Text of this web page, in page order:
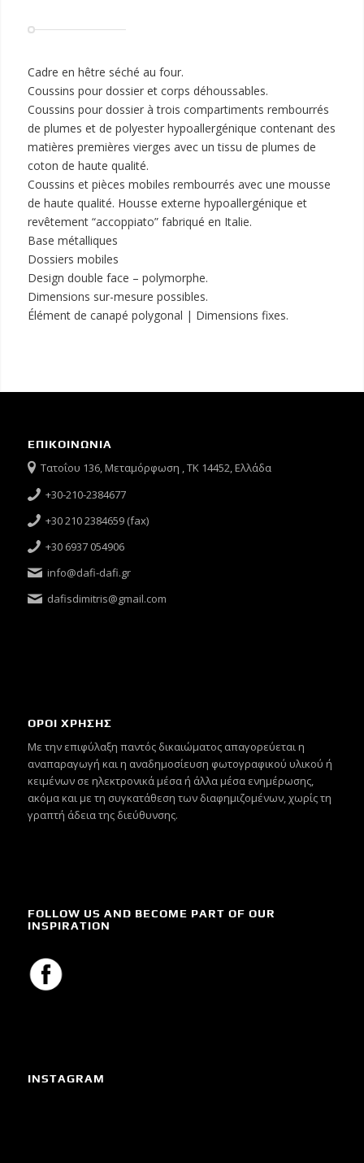
Cadre en hêtre séché au four.
Coussins pour dossier et corps déhoussables.
Coussins pour dossier à trois compartiments rembourrés
de plumes et de polyester hypoallergénique contenant des
matières premières vierges avec un tissu de plumes de
coton de haute qualité.
Coussins et pièces mobiles rembourrés avec une mousse
de haute qualité. Housse externe hypoallergénique et
revêtement “accoppiato” fabriqué en Italie.
Base métalliques
Dossiers mobiles
Design double face – polymorphe.
Dimensions sur-mesure possibles.
Élément de canapé polygonal | Dimensions fixes.
ΕΠΙΚΟΙΝΩΝΙΑ
Τατοΐου 136, Μεταμόρφωση , ΤΚ 14452, Ελλάδα
+30-210-2384677
+30 210 2384659 (fax)
+30 6937 054906
info@dafi-dafi.gr
dafisdimitris@gmail.com
ΟΡΟΙ ΧΡΗΣΗΣ
Mε την επιφύλαξη παντός δικαιώματος απαγορεύεται η
αναπαραγωγή και η αναδημοσίευση φωτογραφικού υλικού ή
κειμένων σε ηλεκτρονικά μέσα ή άλλα μέσα ενημέρωσης,
ακόμα και με τη συγκατάθεση των διαφημιζομένων, χωρίς τη
γραπτή άδεια της διεύθυνσης.
FOLLOW US AND BECOME PART OF OUR
INSPIRATION
INSTAGRAM